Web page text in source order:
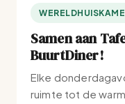
Samen aan
BuurtDiner!
Elke
ruimte tot de